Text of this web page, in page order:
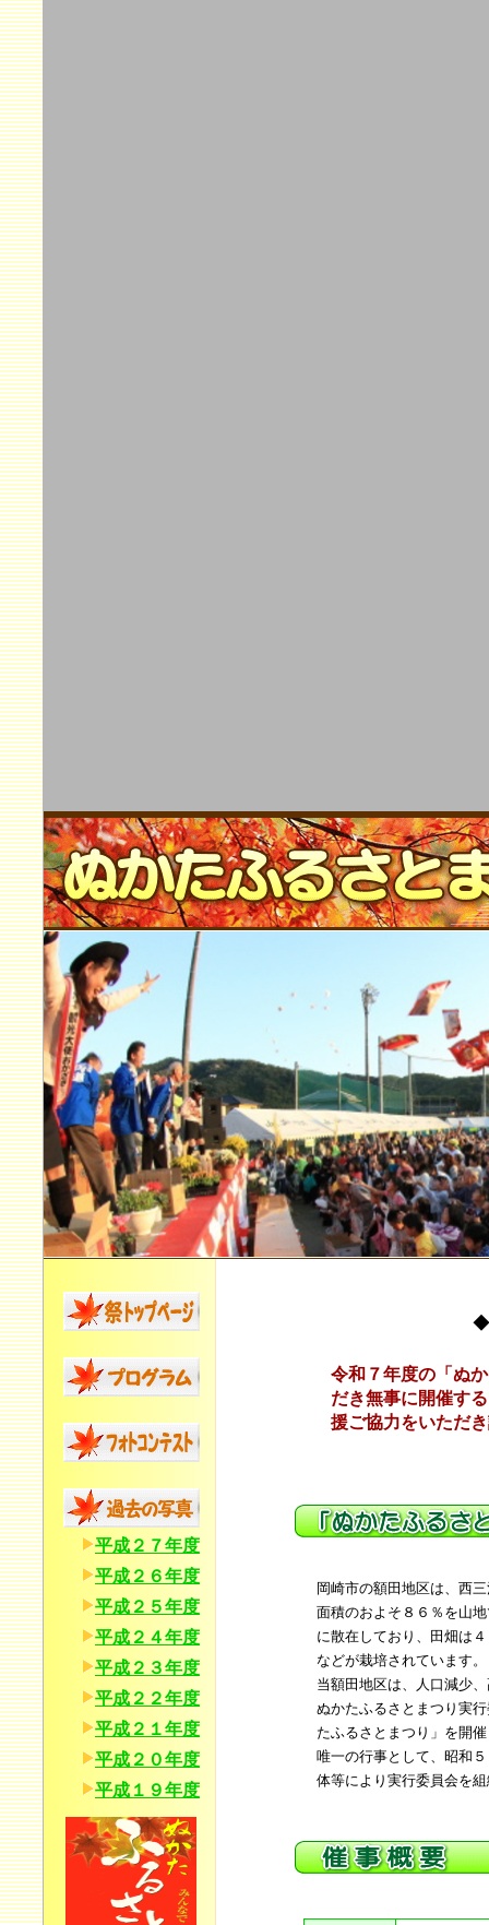
平成２７年度
平成２６年度
平成２５年度
平成２４年度
平成２３年度
平成２２年度
平成２１年度
平成２０年度
平成１９年度
◆
令和７年度の「ぬ
だき無事に開催す
援ご協力をいただ
岡崎市の額田地区は、西
面積のおよそ８６％を山
に散在しており、田畑は
などが栽培されています。
当額田地区は、人口減少
ぬかたふるさとまつり実
たふるさとまつり」を開
唯一の行事として、昭和
体等により実行委員会を